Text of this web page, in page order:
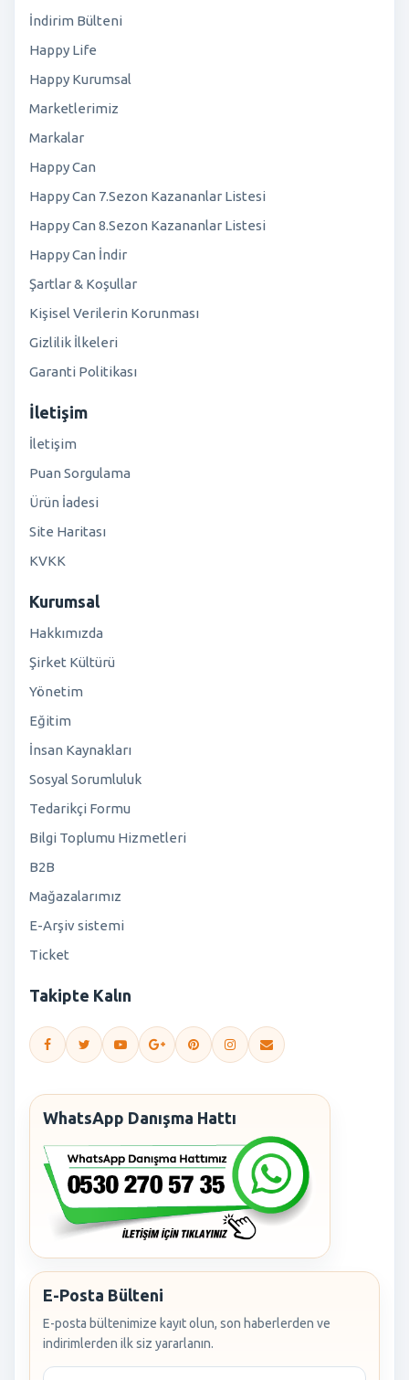
İndirim Bülteni
Happy Life
Happy Kurumsal
Marketlerimiz
Markalar
Happy Can
Happy Can 7.Sezon Kazananlar Listesi
Happy Can 8.Sezon Kazananlar Listesi
Happy Can İndir
Şartlar & Koşullar
Kişisel Verilerin Korunması
Gizlilik İlkeleri
Garanti Politikası
İletişim
İletişim
Puan Sorgulama
Ürün İadesi
Site Haritası
KVKK
Kurumsal
Hakkımızda
Şirket Kültürü
Yönetim
Eğitim
İnsan Kaynakları
Sosyal Sorumluluk
Tedarikçi Formu
Bilgi Toplumu Hizmetleri
B2B
Mağazalarımız
E-Arşiv sistemi
Ticket
Takipte Kalın
WhatsApp Danışma Hattı
E-Posta Bülteni
E-posta bültenimize kayıt olun, son haberlerden ve
indirimlerden ilk siz yararlanın.